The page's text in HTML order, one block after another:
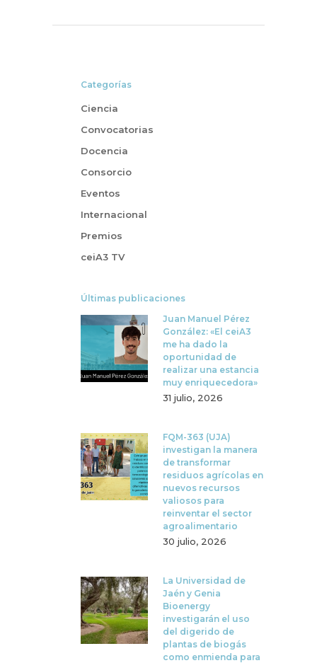
Categorías
Ciencia
Convocatorias
Docencia
Consorcio
Eventos
Internacional
Premios
ceiA3 TV
Últimas publicaciones
Juan Manuel Pérez
González: «El ceiA3
me ha dado la
oportunidad de
realizar una estancia
muy enriquecedora»
31 julio, 2026
FQM-363 (UJA)
investigan la manera
de transformar
residuos agrícolas en
nuevos recursos
valiosos para
reinventar el sector
agroalimentario
30 julio, 2026
La Universidad de
Jaén y Genia
Bioenergy
investigarán el uso
del digerido de
plantas de biogás
como enmienda para